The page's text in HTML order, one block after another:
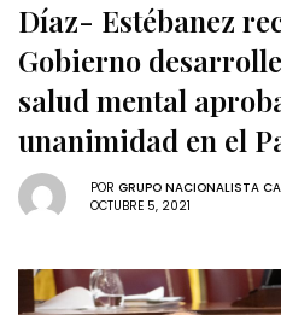
Díaz- Estébanez
Gobierno
salud mental
unanimidad en el
POR GRUPO NACIONALISTA
OCTUBRE 5, 2021